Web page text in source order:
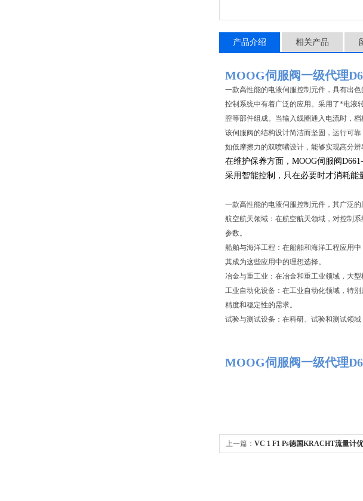
产品介绍 相关产品
MOOG伺服阀一级代理
一款高性能的电液伺服控制元件，具有出
控制系统中有着广泛的应用。采用了*电液
腔等部件组成。当输入线圈通入电流时，
该伺服阀的结构设计简洁而坚固，运行可
如低摩擦力的双喷嘴设计，能够实现高分
在维护保养方面，MOOG伺服阀
采用智能控制，只在必要时才消耗能
一款高性能的电液伺服控制元件，其广泛
航空航天领域：在航空航天领域，对控制
参数。
船舶与海洋工程：在船舶和海洋工程应用
其成为这些应用中的理想选择。
冶金与重工业：在冶金和重工业领域，大
工业自动化设备：在工业自动化领域，特
精度和稳定性的需求。
试验与测试设备：在科研、试验和测试领
MOOG伺服阀一级代理
上一篇： VC 1 F1 Ps德国KRACHT流量计